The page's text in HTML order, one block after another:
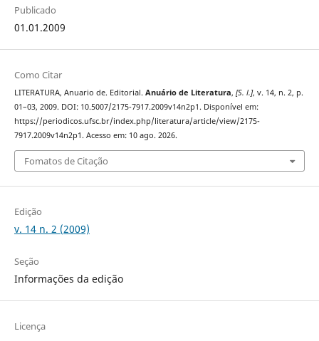
Publicado
01.01.2009
Como Citar
LITERATURA, Anuario de. Editorial. Anuário de Literatura, [S. l.], v. 14, n. 2, p.
01–03, 2009. DOI: 10.5007/2175-7917.2009v14n2p1. Disponível em:
https://periodicos.ufsc.br/index.php/literatura/article/view/2175-
7917.2009v14n2p1. Acesso em: 10 ago. 2026.
Fomatos de Citação
Edição
v. 14 n. 2 (2009)
Seção
Informações da edição
Licença